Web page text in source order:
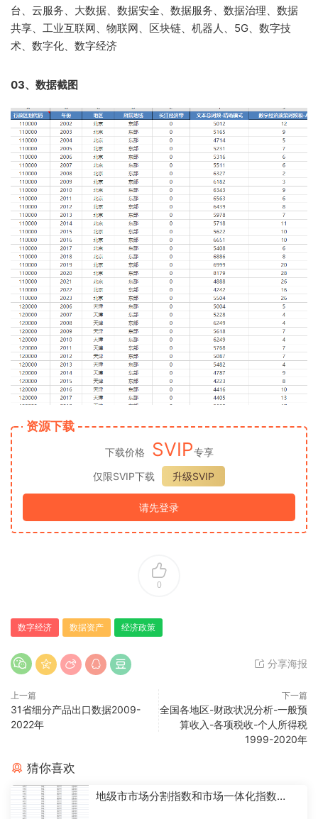
台、云服务、大数据、数据安全、数据服务、数据治理、数据
共享、工业互联网、物联网、区块链、机器人、5G、数字技
术、数字化、数字经济
03、数据截图
资源下载
下载价格 SVIP专享
仅限SVIP下载
升级SVIP
请先登录
0
数字经济 数据资产 经济政策
分享海报
上一篇
31省细分产品出口数据2009-
2022年
下一篇
全国各地区-财政状况分析-一般预
算收入-各项税收-个人所得税
1999-2020年
猜你喜欢
地级市市场分割指数和市场一体化指数